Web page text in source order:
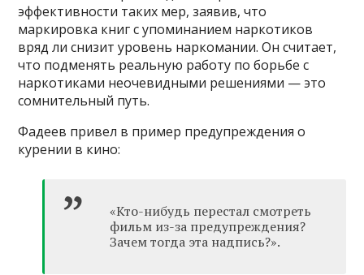
эффективности таких мер, заявив, что
маркировка книг с упоминанием наркотиков
вряд ли снизит уровень наркомании. Он считает,
что подменять реальную работу по борьбе с
наркотиками неочевидными решениями — это
сомнительный путь.
Фадеев привел в пример предупреждения о
курении в кино:
«Кто-нибудь перестал смотреть
фильм из-за предупреждения?
Зачем тогда эта надпись?».